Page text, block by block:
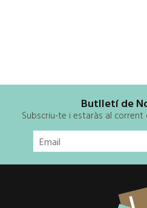
Butlletí de
Subscriu-te i estaràs al